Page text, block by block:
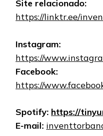
Site relacionado:
https://linktr.ee/
Instagram:
https://
Facebook:
https://
Spotify: https://
E-mail: